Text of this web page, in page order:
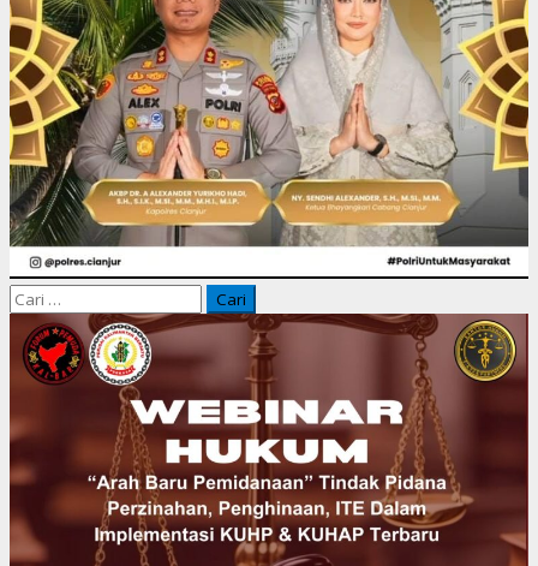
Cari
untuk: